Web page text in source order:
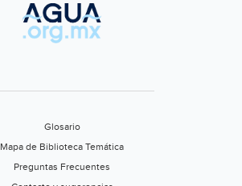
Glosario
Mapa de Biblioteca Temática
Preguntas Frecuentes